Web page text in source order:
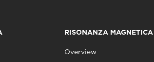
RISONANZA MAGNETICA
Overview